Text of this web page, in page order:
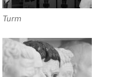
Turm